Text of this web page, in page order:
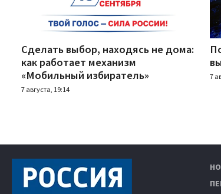
Сделать выбор, находясь не дома:
как работает механизм
«Мобильный избиратель»
7 августа, 19:14
7